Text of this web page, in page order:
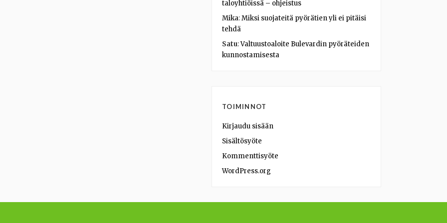
taloyhtiöissä – ohjeistus
Mika:Miksi suojateitä pyörätien yli ei pitäisi
tehdä
Satu:Valtuustoaloite Bulevardin pyöräteiden
kunnostamisesta
TOIMINNOT
Kirjaudu sisään
Sisältösyöte
Kommenttisyöte
WordPress.org